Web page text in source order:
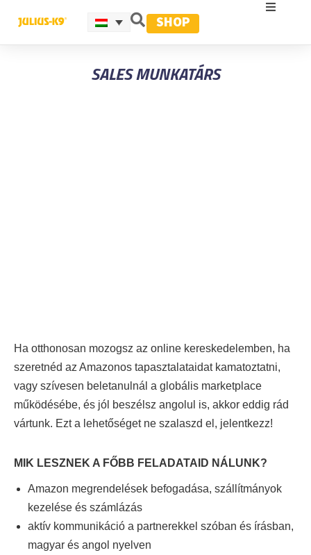
SHOP
SALES MUNKATÁRS
Ha otthonosan mozogsz az online kereskedelemben, ha
szeretnéd az Amazonos tapasztalataidat kamatoztatni,
vagy szívesen beletanulnál a globális marketplace
működésébe, és jól beszélsz angolul is, akkor eddig rád
vártunk. Ezt a lehetőséget ne szalaszd el, jelentkezz!
MIK LESZNEK A FŐBB FELADATAID NÁLUNK?
Amazon megrendelések befogadása, szállítmányok
kezelése és számlázás
aktív kommunikáció a partnerekkel szóban és írásban,
magyar és angol nyelven